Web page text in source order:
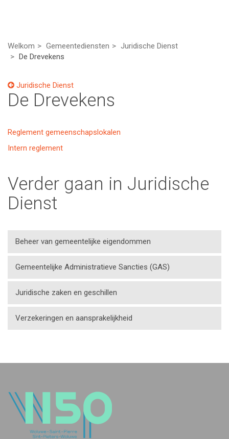
Welkom Gemeentediensten
Juridische Dienst
De Drevekens
Juridische Dienst
De Drevekens
Reglement gemeenschapslokalen
Intern reglement
Verder gaan in Juridische
Dienst
Beheer van gemeentelijke eigendommen
Gemeentelijke Administratieve Sancties (GAS)
Juridische zaken en geschillen
Verzekeringen en aansprakelijkheid